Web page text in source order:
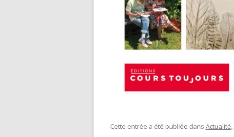
Cette entrée a été publiée dans Actualité,